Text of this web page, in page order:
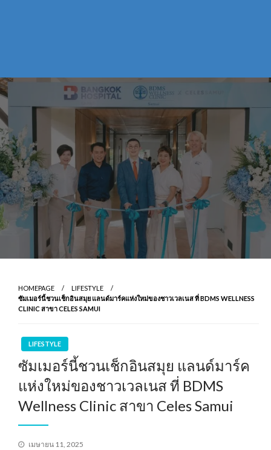
HOMEPAGE
LIFESTYLE
ซัมเมอร์นี้ชวนเช็กอินสมุย แลนด์มาร์คแห่งใหม่ของชาวเวลเนส ที่ BDMS WELLNESS
CLINIC สาขา CELES SAMUI
LIFESTYLE
ซัมเมอร์นี้ชวนเช็กอินสมุย แลนด์มาร์ค
แห่งใหม่ของชาวเวลเนส ที่ BDMS
Wellness Clinic สาขา Celes Samui
Posted
เมษายน 11, 2025